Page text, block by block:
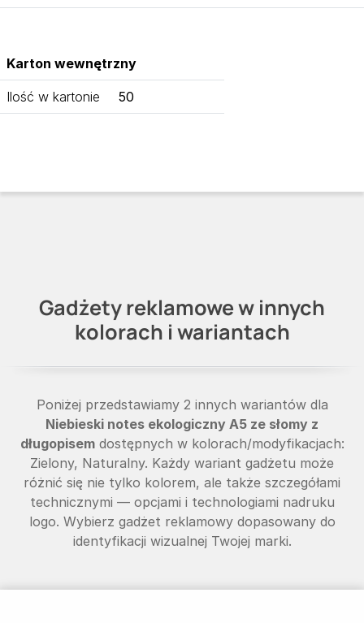
Karton wewnętrzny
Ilość w kartonie 50
Gadżety reklamowe w innych
kolorach i wariantach
Poniżej przedstawiamy 2 innych wariantów dla
Niebieski notes ekologiczny A5 ze słomy z
długopisemdostępnych w kolorach/modyfikacjach:
Zielony, Naturalny. Każdy wariant gadżetu może
różnić się nie tylko kolorem, ale także szczegółami
technicznymi — opcjami i technologiami nadruku
logo. Wybierz gadżet reklamowy dopasowany do
identyfikacji wizualnej Twojej marki.